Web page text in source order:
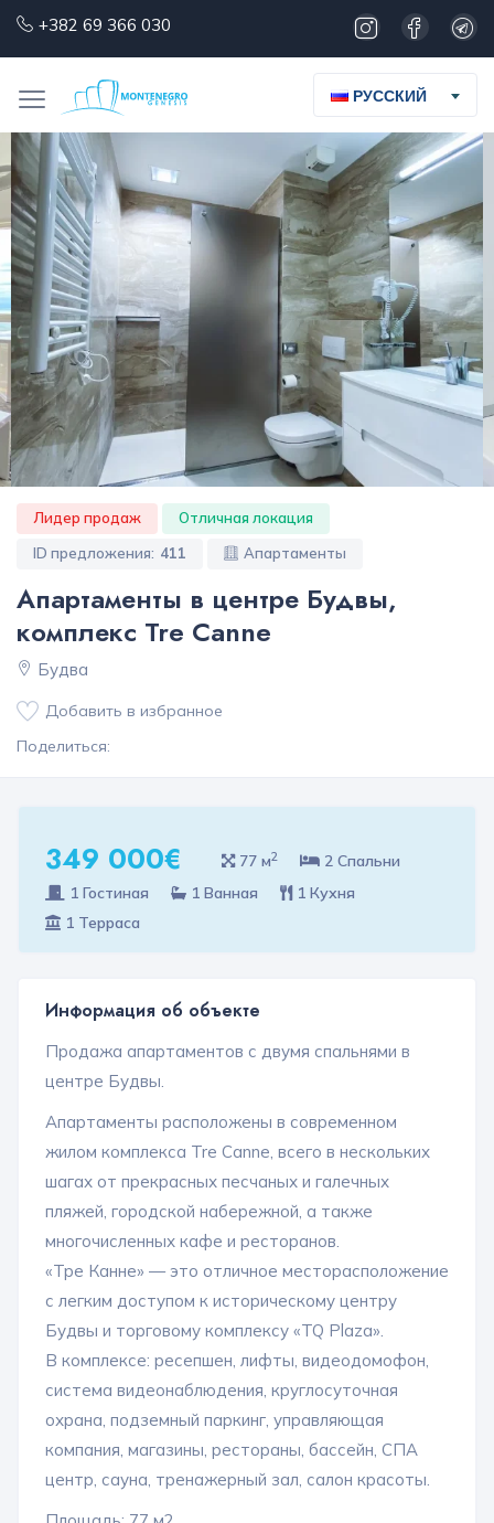
+382 69 366 030
РУССКИЙ
Лидер продаж
Отличная локация
ID предложения: 411 Апартаменты
Апартаменты в центре Будвы,
комплекс Tre Canne
Будва
Добавить в избранное
Поделиться:
349 000€ 77 м2
2 Спальни
1 Гостиная
1 Ванная
1 Кухня
1 Терраса
Информация об объекте
Продажа апартаментов с двумя спальнями в
центре Будвы.
Апартаменты расположены в современном
жилом комплекса Tre Canne, всего в нескольких
шагах от прекрасных песчаных и галечных
пляжей, городской набережной, а также
многочисленных кафе и ресторанов.
«Тре Канне» — это отличное месторасположение
с легким доступом к историческому центру
Будвы и торговому комплексу «TQ Plaza».
В комплексе: ресепшен, лифты, видеодомофон,
система видеонаблюдения, круглосуточная
охрана, подземный паркинг, управляющая
компания, магазины, рестораны, бассейн, СПА
центр, сауна, тренажерный зал, салон красоты.